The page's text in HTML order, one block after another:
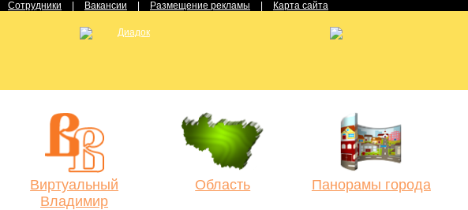
Сотрудники Вакансии Размещение рекламы Карта сайта
Виртуальный
Владимир
Область Панорамы города